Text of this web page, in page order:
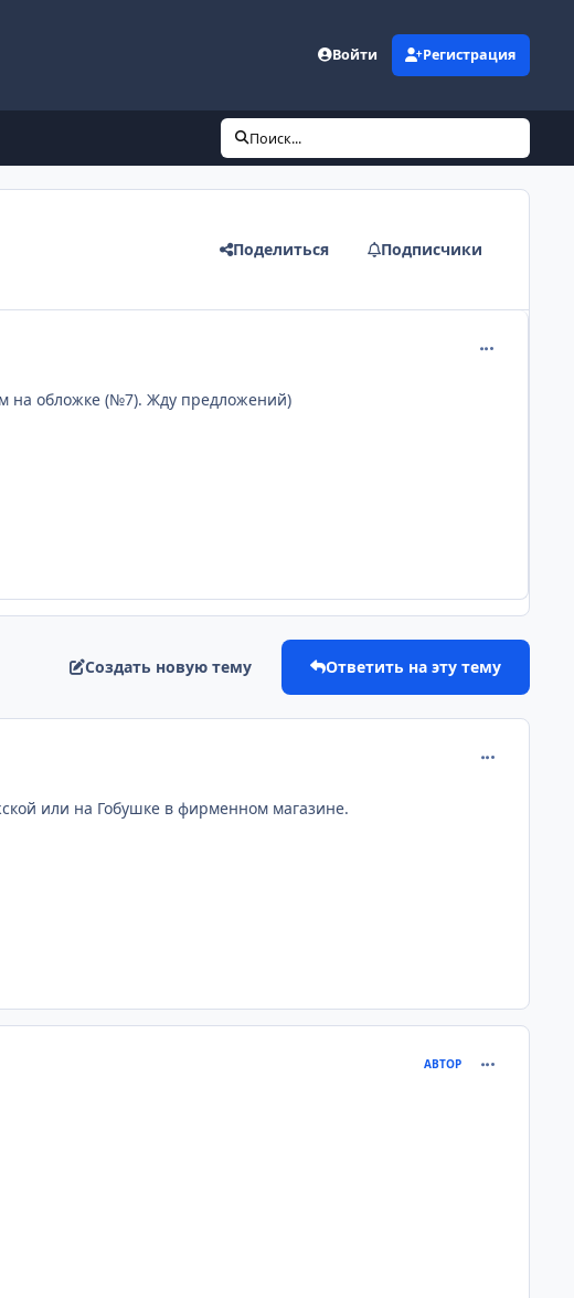
Войти Регистрация
Поиск...
Поделиться Подписчики
на обложке (№7). Жду предложений)
Создать новую тему Ответить на эту тему
или на Гобушке в фирменном магазине.
АВТОР